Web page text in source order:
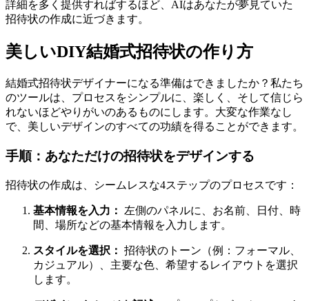
詳細を多く提供すればするほど、AIはあなたが夢見ていた
招待状の作成に近づきます。
美しいDIY結婚式招待状の作り方
結婚式招待状デザイナーになる準備はできましたか？私たち
のツールは、プロセスをシンプルに、楽しく、そして信じら
れないほどやりがいのあるものにします。大変な作業なし
で、美しいデザインのすべての功績を得ることができます。
手順：あなただけの招待状をデザインする
招待状の作成は、シームレスな4ステップのプロセスです：
基本情報を入力：
左側のパネルに、お名前、日付、時
間、場所などの基本情報を入力します。
スタイルを選択： 招待状のトーン（例：フォーマル、
カジュアル）、主要な色、希望するレイアウトを選択
します。